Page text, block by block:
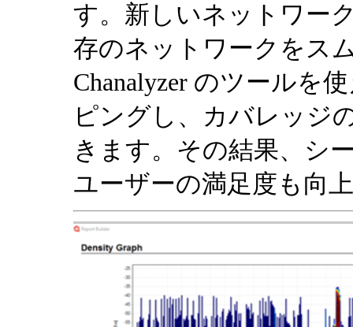
す。新しいネットワー
存のネットワークをス
Chanalyzer のツールを
ピングし、カバレッジ
きます。その結果、シ
ユーザーの満足度も向